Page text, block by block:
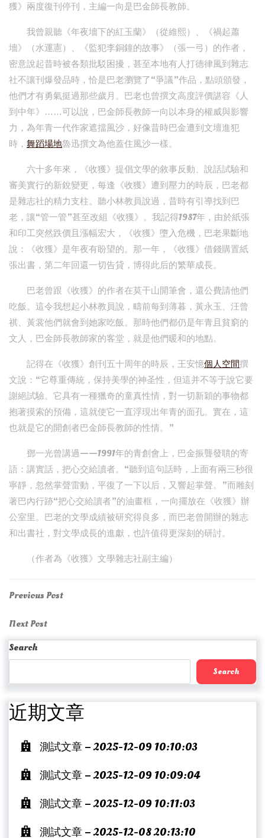
獲》兩度復刊停刊，主編一向是巴金師長教師。
我曾親聽《年夜墻下的紅玉蘭》（從維熙）、《禍起蕭
墻》（水運憲）、《監犯李銅鐘的故事》（張一弓）的作者，
密意說起昔時被各類批駁困擾，甚至本地有人打德律風到雜志
社不讓刊爆發品時，恰是巴老瀏覽了“爭議”作品，點頭頒發，
他們才有勇氣挺過那些歲月。巴老也曾撰文高度評價諶容《人
到中年》……可以說，巴金師長教師一向以本身的權威與影響
力，為年青一代作家遮擋風沙，好像昔時巴金遭到文壇進犯
時， 舞蹈場地魯迅撰文為他蓋住風沙一樣。
六十多年來，《收獲》提倡文學的敘事反動、說話試驗和
審美實行的新銳變更，每逢《收獲》遭到壓力的時辰，巴老都
是雜志社的精力支柱。聽小林教員說過，昔時有引導找到巴
老，讓“管一管”甚至改組《收獲》。我記得1987年，由於紙張
和印工突然跌價且漲幅宏大，《收獲》墮入危機，巴老果斷地
說：《收獲》是年夜有盼望的。那一年，《收獲》借錢購置紙
張出書，第二年回還一切告貸，博得此后的繁華成長。
巴老曾跟《收獲》的作者在莫干山開筆會，還公費請他們
吃飯。這令我想起小林教員說，疇前每到薄暮，黃永玉、汪曾
祺、黃裳他們就會到她家吃飯。那時他們都仍是年青且貧窮的
文人，巴金師長教師家的客堂，就是他們暖和的地點。
記得在《收獲》創刊五十周年的時辰，王安憶個人空間撰
文說：“它尊重傳統，保持美學的神圣性，但這并不等于說它要
謝絕試驗。它具有一種獵奇的童真性情，對一切新穎的事物都
抱著摸索的預備，這就使它一直浮現出年青的面孔。實在，這
也就是它的開創者巴金師長教師的性情。”
鄧一光曾講過——1991年的青創會上，巴金振聾發聵的寄
語：講實話，把心交給讀者。“聽到這句話時，上面有兩三秒很
寧靜，忽然掌聲雷動，平復了一下以后，又響起掌聲。”而雕刻
著巴內行跡“把心交給讀者”的油畫框，一向擺放在《收獲》辦
公室里。巴老的文學成績被研究得良多，而巴老曾開辦的雜志
和出書社，對文學成長的進獻，也許值得更深刻的研討。
（作者為《收獲》文學雜志社副主編）
Post
navigation
Previous
Previous Post
Next
Post
Next Post
Search
Search
近期文章
測試文章 – 2025-12-09 10:10:03
測試文章 – 2025-12-09 10:09:04
測試文章 – 2025-12-09 10:11:03
測試文章 – 2025-12-08 20:13:10